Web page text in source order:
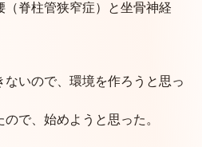
脊柱管狭窄症）と坐骨神経
ないので、環境を作ろうと思っ
で、始めようと思った。